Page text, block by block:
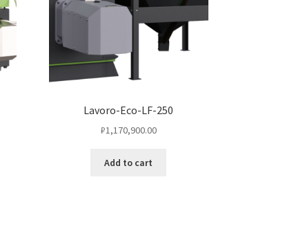
Lavoro-Eco-LF-250
₽1,170,900.00
Add to cart